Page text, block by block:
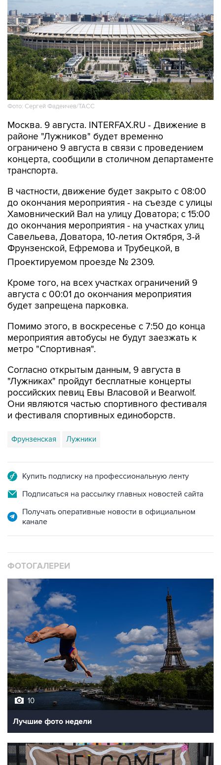
Фото: Сергей Фадеичев/ТАСС
Москва. 9 августа. INTERFAX.RU - Движение в
районе "Лужников" будет временно
ограничено 9 августа в связи с проведением
концерта, сообщили в столичном департаменте
транспорта.
В частности, движение будет закрыто с 08:00
до окончания мероприятия - на съезде с улицы
Хамовнический Вал на улицу Доватора; с 15:00
до окончания мероприятия - на участках улиц
Савельева, Доватора, 10-летия Октября, 3-й
Фрунзенской, Ефремова и Трубецкой, в
Проектируемом проезде № 2309.
Кроме того, на всех участках ограничений 9
августа с 00:01 до окончания мероприятия
будет запрещена парковка.
Помимо этого, в воскресенье с 7:50 до конца
мероприятия автобусы не будут заезжать к
метро "Спортивная".
Согласно открытым данным, 9 августа в
"Лужниках" пройдут бесплатные концерты
российских певиц Евы Власовой и Bearwolf.
Они являются частью спортивного фестиваля
и фестиваля спортивных единоборств.
Фрунзенская Лужники
Купить подписку на профессиональную ленту
Подписаться на рассылку главных новостей сайта
Получать оперативные новости в официальном
канале
ФОТОГАЛЕРЕИ
10
Лучшие фото недели